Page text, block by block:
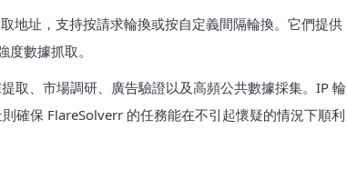
地址，支持按請求輪換或按自定義間隔輪換。它們提供
數據抓取。
取、市場調研、廣告驗證以及高頻公共數據採集。IP 輪
確保 FlareSolverr 的任務能在不引起懷疑的情況下順利